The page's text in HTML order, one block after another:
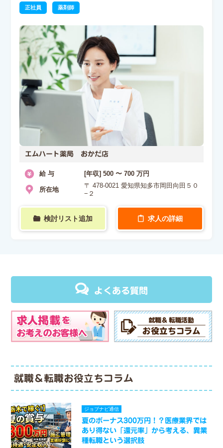
正社員 薬剤師
エムハート薬局 おかだ店
給 与 [年収] 500 〜 700 万円
所在地
〒 478-0021 愛知県知多市岡田向田５０
−２
検討リスト追加 求人の詳細
よくある質問
就職＆転職お役立ちコラム
ジョブナビ通信
夏のボーナス300万円！？医療業界では
あり得ない「還元率」から考える、異業
種転職という選択肢